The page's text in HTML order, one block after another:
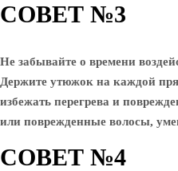
СОВЕТ №3
Не забывайте о времени
Держите утюжок на каждой
избежать перегрева и
или поврежденные волосы,
СОВЕТ №4